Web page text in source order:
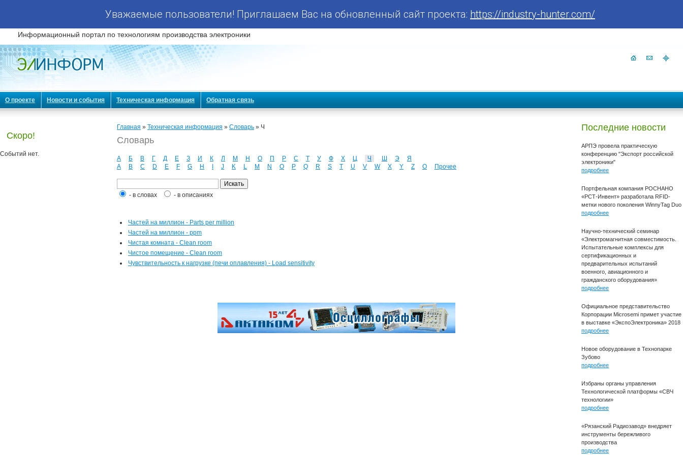
Уважаемые пользователи! Приглашаем Вас на обновленный сайт проекта: https://industry-hunter.com/
Информационный портал по технологиям производства электроники
О проекте Новости и события Техническая информация Обратная связь
Скоро!
Событий нет.
Главная » Техническая информация » Словарь » Ч
Словарь
А Б В Г Д Е З И К Л М Н О П Р С Т У Ф Х Ц Ч Ш Э
Я
A
B C D E F G H J K L M N O P Q R S T U V W X Y Z О Прочее
- в словах - в описаниях
Частей на миллион - Parts per million
Частей на миллион - ppm
Чистая комната - Clean room
Чистое помещение - Clean room
Чувствительность к нагрузке (печи оплавления) - Load sensitivity
Последние новости
АРПЭ провела практическую
конференцию "Экспорт российской
электроники"
подробнее
Портфельная компания РОСНАНО
«РСТ-Инвент» разработала RFID-
метки нового поколения WinnyTag Duo
подробнее
Научно-технический семинар
«Электромагнитная совместимость.
Испытательные комплексы для
сертификационных и
предварительных испытаний
военного, авиационного и
гражданского оборудования»
подробнее
Официальное представительство
Корпорации Microsemi примет участие
в выставке «ЭкспоЭлектроника» 2018
подробнее
Новое оборудование в Технопарке
Зубово
подробнее
Избраны органы управления
Технологической платформы «СВЧ
технологии»
подробнее
«Рязанский Радиозавод» внедряет
инструменты бережливого
производства
подробнее